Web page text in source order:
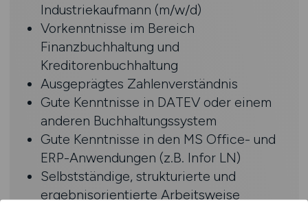
Industriekaufmann (m/w/d)
Vorkenntnisse im Bereich
Finanzbuchhaltung und
Kreditorenbuchhaltung
Ausgeprägtes Zahlenverständnis
Gute Kenntnisse in DATEV oder einem
anderen Buchhaltungssystem
Gute Kenntnisse in den MS Office- und
ERP-Anwendungen (z.B. Infor LN)
Selbstständige, strukturierte und
ergebnisorientierte Arbeitsweise